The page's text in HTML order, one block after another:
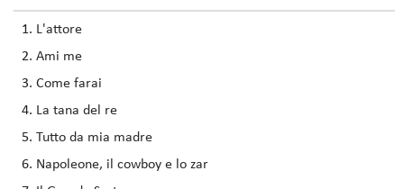
L'attore
Ami me
Come farai
La tana del re
Tutto da mia madre
Napoleone, il cowboy e lo zar